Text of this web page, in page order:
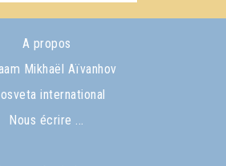
A propos
Mikhaël Aïvanhov
international
Nous écrire ...